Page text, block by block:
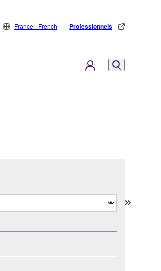
France - French Professionnels